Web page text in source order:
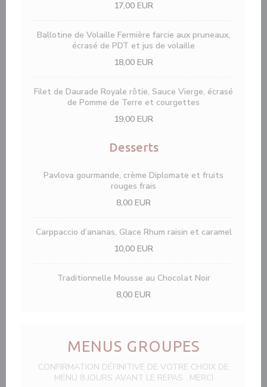
17,00 EUR
Ballotine de Volaille Fermière farcie aux pruneaux,
écrasé de PDT et jus de volaille
18,00 EUR
Filet de Daurade Royale rôtie, Sauce Vierge, écrasé
de Pomme de Terre et courgettes
19,00 EUR
Desserts
Pavlova gourmande, crème Diplomate et fruits
rouges frais
8,00 EUR
Carppaccio d’ananas, Glace Rhum raisin et caramel
10,00 EUR
Traditionnelle Mousse au Chocolat Noir
8,00 EUR
MENUS GROUPES
CONFIRMATION DÉFINITIVE DE VOTRE CHOIX DE
MENU 8 JOURS AVANT LE REPAS . MERCI